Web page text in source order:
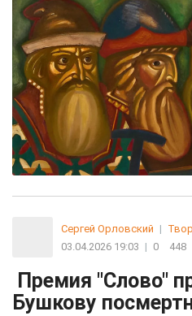
Сергей Орловский |
03.04.2026 19:03 | 0 448
Премия "Слово"
Бушкову